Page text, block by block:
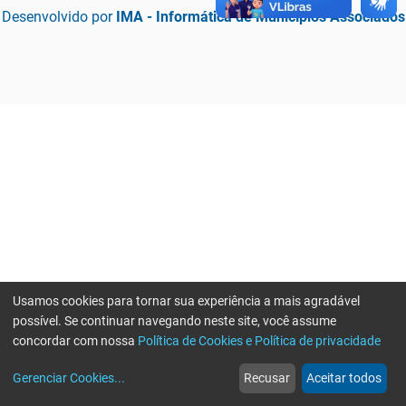
Desenvolvido por IMA - Informática de Municípios Associados
web
Notícias
more_horiz
Mais
Usamos cookies para tornar sua experiência a mais agradável
possível. Se continuar navegando neste site, você assume
concordar com nossa Política de Cookies e Política de privacidade
Gerenciar Cookies... Recusar Aceitar todos
Erro ao enviar informações, por favor tente novamente